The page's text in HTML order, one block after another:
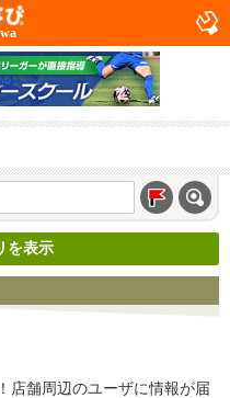
を表示
店舗周辺のユーザに情報が届